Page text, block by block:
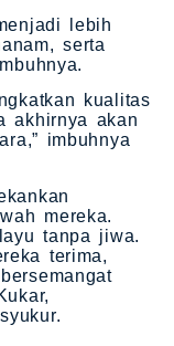
lebih
serta
kualitas
akhirnya akan
imbuhnya
mereka.
tanpa jiwa.
terima,